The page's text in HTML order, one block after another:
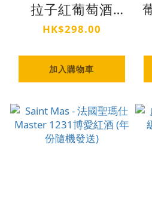
拉子紅葡萄酒
2021 年份
HK$298.00
加入購物車